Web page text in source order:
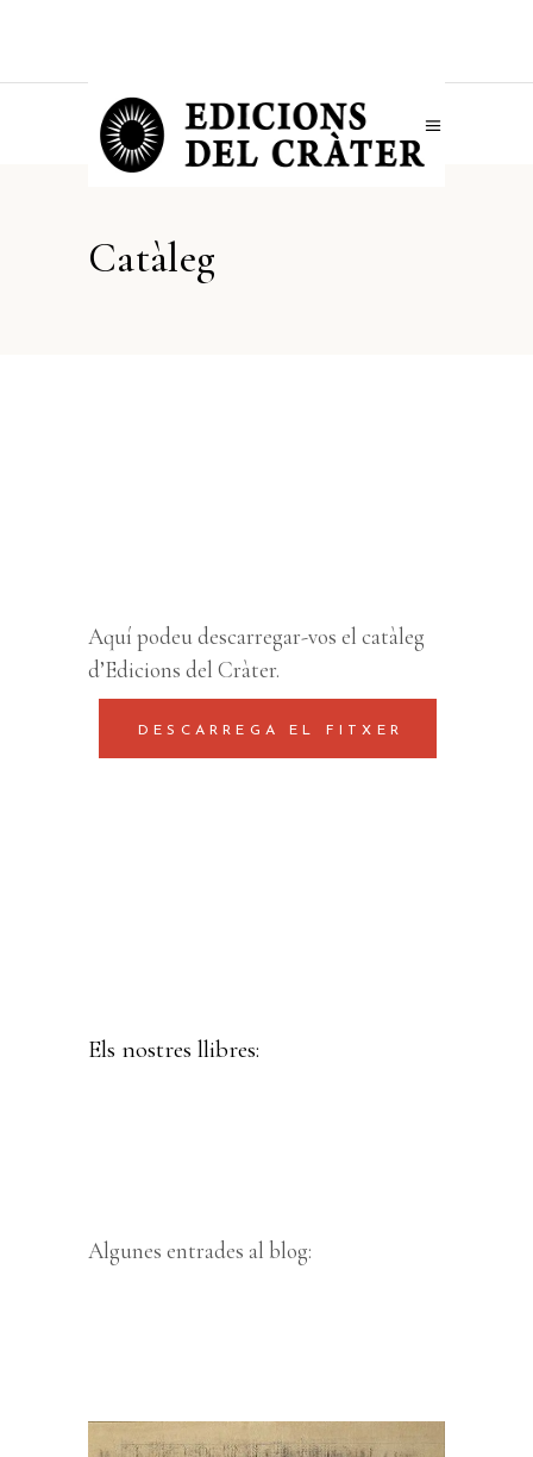
Catàleg
Aquí podeu descarregar-vos el catàleg
d’Edicions del Cràter.
DESCARREGA EL FITXER
Els nostres llibres:
Algunes entrades al blog: